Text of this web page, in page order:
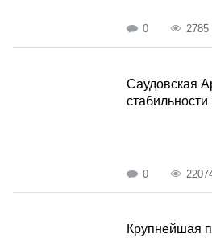
0 2785
Саудовская
0
Крупнейшая